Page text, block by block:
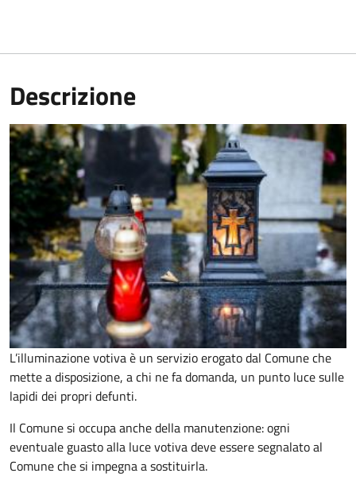
Descrizione
L’illuminazione votiva è un servizio erogato dal Comune che
mette a disposizione, a chi ne fa domanda, un punto luce sulle
lapidi dei propri defunti.
Il Comune si occupa anche della manutenzione: ogni
eventuale guasto alla luce votiva deve essere segnalato al
Comune che si impegna a sostituirla.